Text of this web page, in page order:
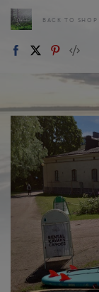
BACK TO SHOP